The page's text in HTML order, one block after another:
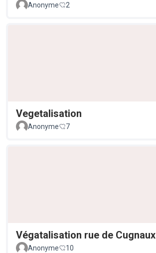
Anonyme 2
Vegetalisation
Anonyme
7
Végatalisation rue de Cugnaux
Anonyme
10